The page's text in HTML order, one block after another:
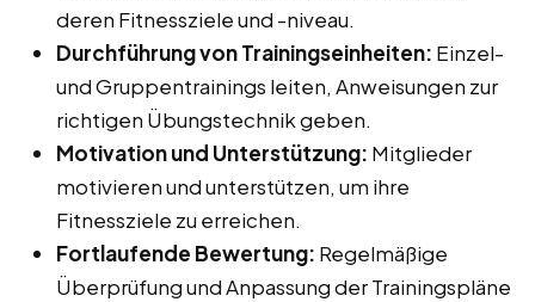
deren Fitnessziele und -niveau.
Durchführung von Trainingseinheiten: Einzel-
und Gruppentrainings leiten, Anweisungen zur
richtigen Übungstechnik geben.
Motivation und Unterstützung: Mitglieder
motivieren und unterstützen, um ihre
Fitnessziele zu erreichen.
Fortlaufende Bewertung: Regelmäßige
Überprüfung und Anpassung der Trainingspläne